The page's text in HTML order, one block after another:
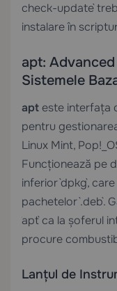
check-update`
instalare în
apt:
Sistemele
apt este interfața
pentru
Linux Mint,
Funcționează pe
inferior `dpkg`,
pachetelor `.deb`.
`apt` ca la șoferul
procure
Lanțul de